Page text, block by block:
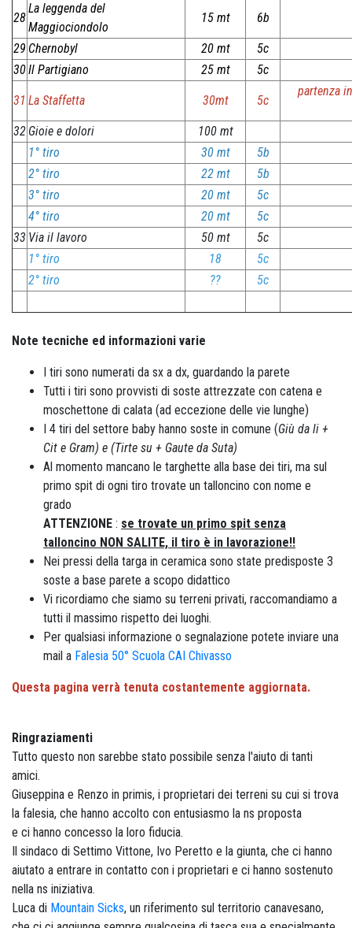
28
La leggenda del
Maggiociondolo
15 mt 6b
29 Chernobyl 20 mt
5c
30Il Partigiano 25 mt 5c
31 La Staffetta 30mt 5c
partenza
32 Gioie e dolori
100 mt
1° tiro
30 mt
5b
2° tiro
22 mt
5b
3° tiro
20 mt
5c
4° tiro
20 mt
5c
33 Via il lavoro 50 mt
5c
1° tiro
18
5c
2° tiro
?? 5c
Note tecniche ed informazioni varie
I tiri sono numerati da sx a dx, guardando la parete
Tutti i tiri sono provvisti di soste attrezzate con catena e
moschettone di calata (ad eccezione delle vie lunghe)
I 4 tiri del settore baby hanno soste in comune (Giù da li +
Cit e Gram) e (Tirte su + Gaute da Suta)
Al momento mancano le targhette alla base dei tiri, ma sul
primo spit di ogni tiro trovate un talloncino con nome e
grado
ATTENZIONE : se trovate un primo spit senza
talloncino NON SALITE, il tiro è in lavorazione!!
Nei pressi della targa in ceramica sono state predisposte 3
soste a base parete a scopo didattico
Vi ricordiamo che siamo su terreni privati, raccomandiamo a
tutti il massimo rispetto dei luoghi.
Per qualsiasi informazione o segnalazione potete inviare una
mail a Falesia 50° Scuola CAI Chivasso
Questa pagina verrà tenuta costantemente aggiornata.
Ringraziamenti
Tutto questo non sarebbe stato possibile senza l'aiuto di tanti
amici.
Giuseppina e Renzo in primis, i proprietari dei terreni su cui si trova
la falesia, che hanno accolto con entusiasmo la ns proposta
e ci hanno concesso la loro fiducia.
Il sindaco di Settimo Vittone, Ivo Peretto e la giunta, che ci hanno
aiutato a entrare in contatto con i proprietari e ci hanno sostenuto
nella ns iniziativa.
Luca di Mountain Sicks, un riferimento sul territorio canavesano,